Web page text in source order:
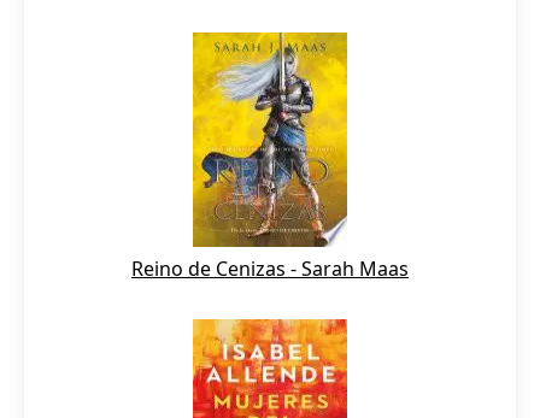
Reino de Cenizas - Sarah Maas